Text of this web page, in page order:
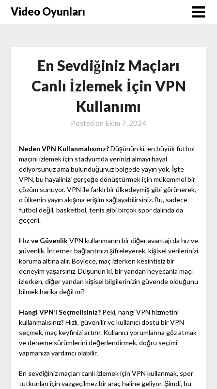
SkipVideo Oyunları
En Sevdiğiniz Maçları
Canlı İzlemek İçin VPN
Kullanımı
Posted on Ekim 7, 2024
Neden VPN Kullanmalısınız?Düşünün ki, en büyük futbol
maçını izlemek için stadyumda yerinizi almayı hayal
ediyorsunuz ama bulunduğunuz bölgede yayın yok. İşte
VPN, bu hayalinizi gerçeğe dönüştürmek için mükemmel bir
çözüm sunuyor. VPN ile farklı bir ülkedeymiş gibi görünerek,
o ülkenin yayın akışına erişim sağlayabilirsiniz. Bu, sadece
futbol değil, basketbol, tenis gibi birçok spor dalında da
geçerli.
Hız ve GüvenlikVPN kullanmanın bir diğer avantajı da hız ve
güvenlik. İnternet bağlantınızı şifreleyerek, kişisel verilerinizi
koruma altına alır. Böylece, maç izlerken kesintisiz bir
deneyim yaşarsınız. Düşünün ki, bir yandan heyecanla maçı
izlerken, diğer yandan kişisel bilgilerinizin güvende olduğunu
bilmek harika değil mi?
Hangi VPN’i Seçmelisiniz?Peki, hangi VPN hizmetini
kullanmalısınız? Hızlı, güvenilir ve kullanıcı dostu bir VPN
seçmek, maç keyfinizi artırır. Kullanıcı yorumlarına göz atmak
ve deneme sürümlerini değerlendirmek, doğru seçimi
yapmanıza yardımcı olabilir.
En sevdiğiniz maçları canlı izlemek için VPN kullanmak, spor
tutkunları için vazgeçilmez bir araç haline geliyor. Şimdi, bu